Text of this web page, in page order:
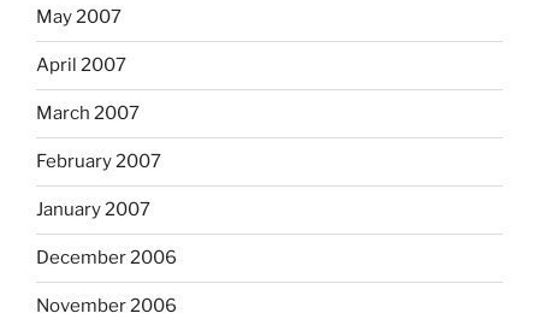
May 2007
April 2007
March 2007
February 2007
January 2007
December 2006
November 2006